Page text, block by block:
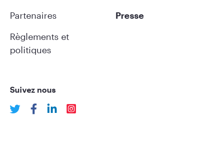
Partenaires
Règlements et
politiques
Presse
Suivez nous